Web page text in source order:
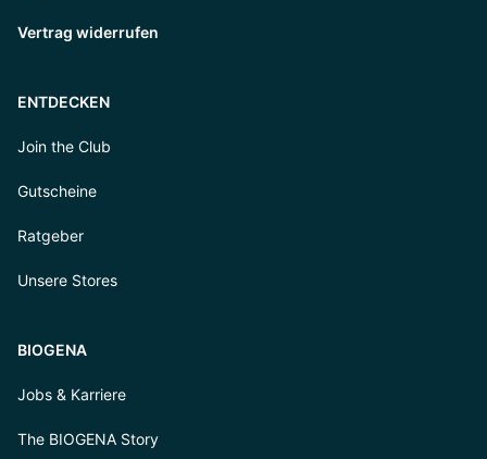
Vertrag widerrufen
ENTDECKEN
Join the Club
Gutscheine
Ratgeber
Unsere Stores
BIOGENA
Jobs & Karriere
The BIOGENA Story